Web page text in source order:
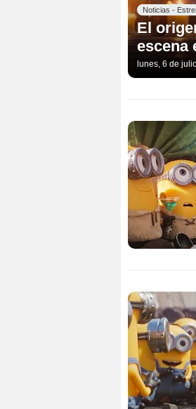
Noticias -
El
escena
lunes, 6 de